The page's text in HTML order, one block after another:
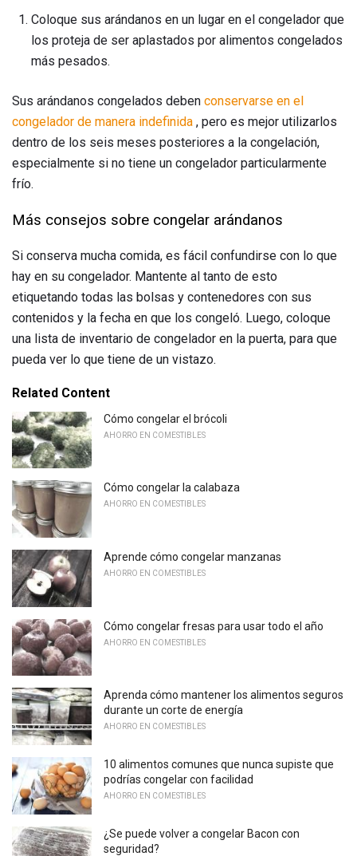
Coloque sus arándanos en un lugar en el congelador que
los proteja de ser aplastados por alimentos congelados
más pesados.
Sus arándanos congelados deben conservarse en el
congelador de manera indefinida , pero es mejor utilizarlos
dentro de los seis meses posteriores a la congelación,
especialmente si no tiene un congelador particularmente
frío.
Más consejos sobre congelar arándanos
Si conserva mucha comida, es fácil confundirse con lo que
hay en su congelador. Mantente al tanto de esto
etiquetando todas las bolsas y contenedores con sus
contenidos y la fecha en que los congeló. Luego, coloque
una lista de inventario de congelador en la puerta, para que
pueda ver lo que tiene de un vistazo.
Related Content
Cómo congelar el brócoli
AHORRO EN COMESTIBLES
Cómo congelar la calabaza
AHORRO EN COMESTIBLES
Aprende cómo congelar manzanas
AHORRO EN COMESTIBLES
Cómo congelar fresas para usar todo el año
AHORRO EN COMESTIBLES
Aprenda cómo mantener los alimentos seguros
durante un corte de energía
AHORRO EN COMESTIBLES
10 alimentos comunes que nunca supiste que
podrías congelar con facilidad
AHORRO EN COMESTIBLES
¿Se puede volver a congelar Bacon con
seguridad?